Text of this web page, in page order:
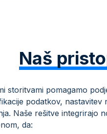
Naš
storitvami pomagamo
podatkov,
Naše rešitve integrirajo
da: